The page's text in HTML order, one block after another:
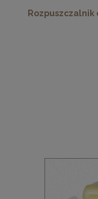
Rozpuszczalnik